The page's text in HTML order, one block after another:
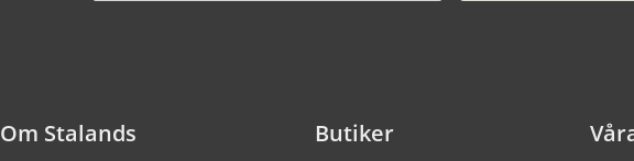
Om Stalands Butiker